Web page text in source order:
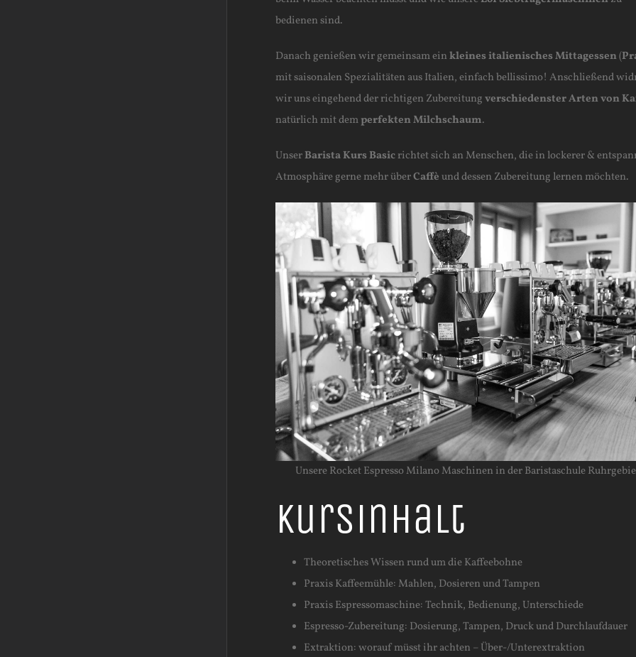
bedienen sind.
Danach genießen wir gemeinsam einkleines italienisches Mittagessen(
mit saisonalen Spezialitäten aus Italien, einfach bellissimo! Anschließend
wir uns eingehend der richtigen Zubereitungverschiedenster Arten von
natürlich mit demperfekten Milchschaum.
UnserBarista Kurs Basicrichtet sich an Menschen, die in lockerer &
Atmosphäre gerne mehr überCaffèund dessen Zubereitung lernen möchten.
Unsere Rocket Espresso Milano Maschinen in der Baristaschule
Kursinhalt
Theoretisches Wissen rund um die Kaffeebohne
Praxis Kaffeemühle: Mahlen, Dosieren und Tampen
Praxis Espressomaschine: Technik, Bedienung, Unterschiede
Espresso-Zubereitung: Dosierung, Tampen, Druck und Durchlaufdauer
Extraktion: worauf müsst ihr achten – Über-/Unterextraktion